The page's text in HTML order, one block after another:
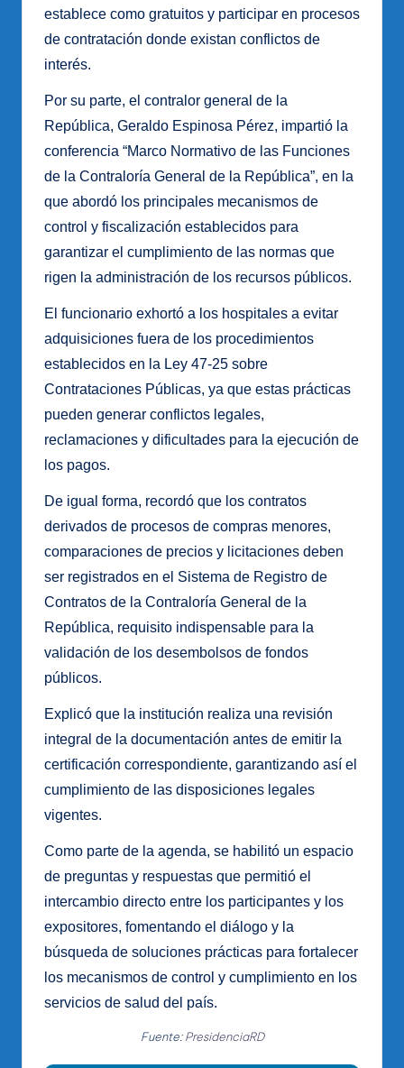
establece como gratuitos y participar en procesos
de contratación donde existan conflictos de
interés.
Por su parte, el contralor general de la
República, Geraldo Espinosa Pérez, impartió la
conferencia “Marco Normativo de las Funciones
de la Contraloría General de la República”, en la
que abordó los principales mecanismos de
control y fiscalización establecidos para
garantizar el cumplimiento de las normas que
rigen la administración de los recursos públicos.
El funcionario exhortó a los hospitales a evitar
adquisiciones fuera de los procedimientos
establecidos en la Ley 47-25 sobre
Contrataciones Públicas, ya que estas prácticas
pueden generar conflictos legales,
reclamaciones y dificultades para la ejecución de
los pagos.
De igual forma, recordó que los contratos
derivados de procesos de compras menores,
comparaciones de precios y licitaciones deben
ser registrados en el Sistema de Registro de
Contratos de la Contraloría General de la
República, requisito indispensable para la
validación de los desembolsos de fondos
públicos.
Explicó que la institución realiza una revisión
integral de la documentación antes de emitir la
certificación correspondiente, garantizando así el
cumplimiento de las disposiciones legales
vigentes.
Como parte de la agenda, se habilitó un espacio
de preguntas y respuestas que permitió el
intercambio directo entre los participantes y los
expositores, fomentando el diálogo y la
búsqueda de soluciones prácticas para fortalecer
los mecanismos de control y cumplimiento en los
servicios de salud del país.
Fuente:PresidenciaRD